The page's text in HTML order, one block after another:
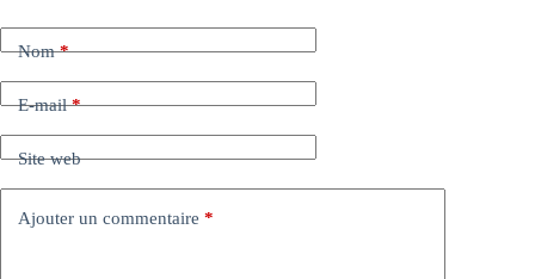
Nom*
E-mail*
Site web
Ajouter un commentaire *